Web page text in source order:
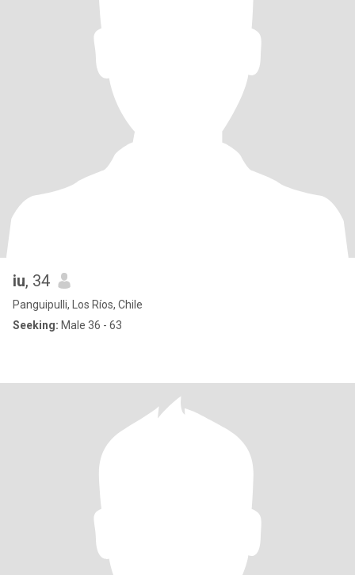
iu, 34
Panguipulli, Los Ríos, Chile
Seeking: Male 36 - 63